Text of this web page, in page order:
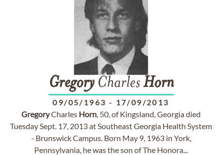
GregoryCharlesHorn
09/05/1963 - 17/09/2013
GregoryCharles Horn, 50, of Kingsland, Georgia died
Tuesday Sept. 17, 2013 at Southeast Georgia Health System
- Brunswick Campus. Born May 9, 1963 in York,
Pennsylvania, he was the son of The Honora...